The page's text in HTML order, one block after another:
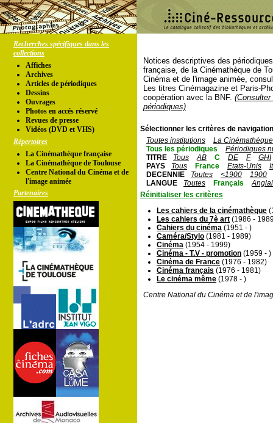
Recherches spécifiques dans les
collections
Affiches
Archives
Articles de périodiques
Dessins
Ouvrages
Photos en accés réservé
Revues de presse
Vidéos (DVD et VHS)
Répertoires
La Cinémathèque française
La Cinémathèque de Toulouse
Centre National du Cinéma et de
l'image animée
Partenaires
Notices descriptives des
française, de la Cinémathèque de
Cinéma et de l'image animée,
Les titres Cinémagazine et Paris-
coopération avec la BNF.
périodiques)
Sélectionner les critères de
Toutes institutions
La
Tous les périodiques
Périodiques
TITRE
Tous AB C DE F
GHI
PAYS
Tous France Etats-Unis
DECENNIE
Toutes <1900
1900
LANGUE
Toutes Français
Réinitialiser les critères
Les cahiers de la cinémathèque
Les cahiers du 7è art (1986 -
Cahiers du cinéma (1951 - )
Caméra/Stylo (1981 - 1989)
Cinéma (1954 - 1999)
Cinéma - T.V - promotion (1959 - )
Cinéma de France (1976 - 1982)
Cinéma français (1976 - 1981)
Le cinéma même (1978 - )
Centre National du Cinéma et de